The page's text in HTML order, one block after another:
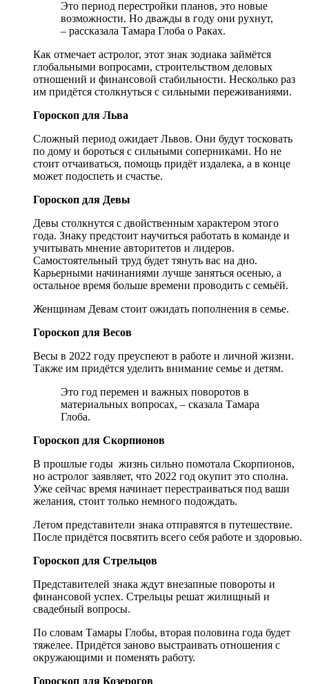
Это период перестройки планов, это новые
возможности. Но дважды в году они рухнут,
– рассказала Тамара Глоба о Раках.
Как отмечает астролог, этот знак зодиака займётся
глобальными вопросами, строительством деловых
отношений и финансовой стабильности. Несколько раз
им придётся столкнуться с сильными переживаниями.
Гороскоп для Льва
Сложный период ожидает Львов. Они будут тосковать
по дому и бороться с сильными соперниками. Но не
стоит отчаиваться, помощь придёт издалека, а в конце
может подоспеть и счастье.
Гороскоп для Девы
Девы столкнутся с двойственным характером этого
года. Знаку предстоит научиться работать в команде и
учитывать мнение авторитетов и лидеров.
Самостоятельный труд будет тянуть вас на дно.
Карьерными начинаниями лучше заняться осенью, а
остальное время больше времени проводить с семьёй.
Женщинам Девам стоит ожидать пополнения в семье.
Гороскоп для Весов
Весы в 2022 году преуспеют в работе и личной жизни.
Также им придётся уделить внимание семье и детям.
Это год перемен и важных поворотов в
материальных вопросах, – сказала Тамара
Глоба.
Гороскоп для Скорпионов
В прошлые годы жизнь сильно помотала Скорпионов,
но астролог заявляет, что 2022 год окупит это сполна.
Уже сейчас время начинает перестраиваться под ваши
желания, стоит только немного подождать.
Летом представители знака отправятся в путешествие.
После придётся посвятить всего себя работе и здоровью.
Гороскоп для Стрельцов
Представителей знака ждут внезапные повороты и
финансовой успех. Стрельцы решат жилищный и
свадебный вопросы.
По словам Тамары Глобы, вторая половина года будет
тяжелее. Придётся заново выстраивать отношения с
окружающими и поменять работу.
Гороскоп для Козерогов